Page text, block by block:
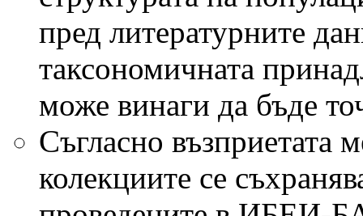
пред литературните
таксономичната
може винаги да бъде
Съгласно възприетата
колекциите се